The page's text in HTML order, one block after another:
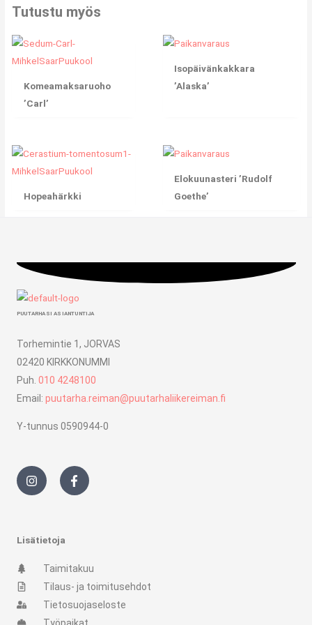
Tutustu myös
Komeamaksaruoho
’Carl’
Isopäivänkakkara
’Alaska’
Hopeahärkki
Elokuunasteri ’Rudolf
Goethe’
PUUTARHASI ASIANTUNTIJA
Torhemintie 1, JORVAS
02420 KIRKKONUMMI
Puh. 010 4248100
Email: puutarha.reiman@puutarhaliikereiman.fi
Y-tunnus 0590944-0
I
n
s
t
r
a
F
a
c
e
f
Lisätietoja
Taimitakuu
Tilaus- ja toimitusehdot
Tietosuojaseloste